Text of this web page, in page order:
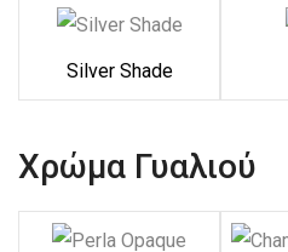
Silver Shade
Χρώμα Γυαλιού